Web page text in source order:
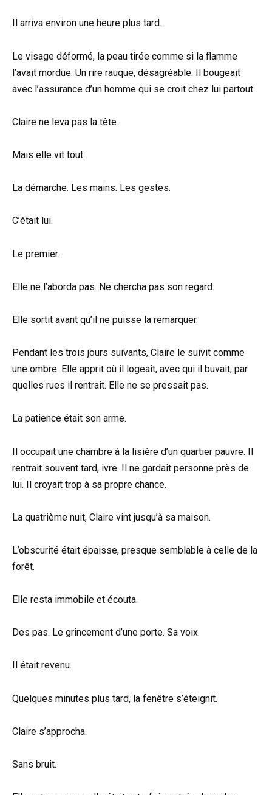
Il arriva environ une heure plus tard.
Le visage déformé, la peau tirée comme si la flamme
l’avait mordue. Un rire rauque, désagréable. Il bougeait
avec l’assurance d’un homme qui se croit chez lui partout.
Claire ne leva pas la tête.
Mais elle vit tout.
La démarche. Les mains. Les gestes.
C’était lui.
Le premier.
Elle ne l’aborda pas. Ne chercha pas son regard.
Elle sortit avant qu’il ne puisse la remarquer.
Pendant les trois jours suivants, Claire le suivit comme
une ombre. Elle apprit où il logeait, avec qui il buvait, par
quelles rues il rentrait. Elle ne se pressait pas.
La patience était son arme.
Il occupait une chambre à la lisière d’un quartier pauvre. Il
rentrait souvent tard, ivre. Il ne gardait personne près de
lui. Il croyait trop à sa propre chance.
La quatrième nuit, Claire vint jusqu’à sa maison.
L’obscurité était épaisse, presque semblable à celle de la
forêt.
Elle resta immobile et écouta.
Des pas. Le grincement d’une porte. Sa voix.
Il était revenu.
Quelques minutes plus tard, la fenêtre s’éteignit.
Claire s’approcha.
Sans bruit.